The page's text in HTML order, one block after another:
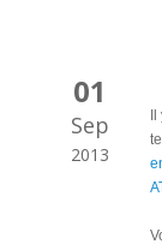
01
Sep
2013